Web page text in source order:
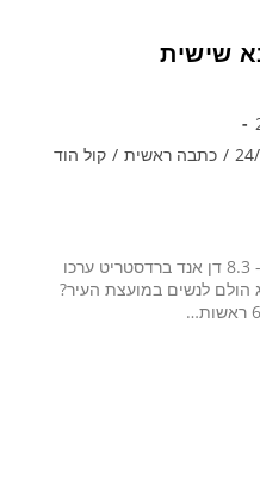
שישית
/ כתבה ראשית / קול הוד
לרגל יום האישה הבינלאומי שיצוין ב- 8.3 דן אנד ברדסטריט ערכו
הולם לנשים במועצת העיר?